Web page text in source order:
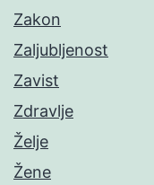
Zakon
Zaljubljenost
Zavist
Zdravlje
Želje
Žene